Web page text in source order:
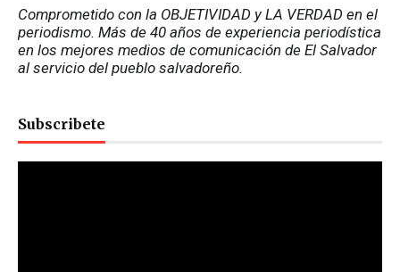
Comprometido con la OBJETIVIDAD y LA VERDAD en el
periodismo. Más de 40 años de experiencia periodística
en los mejores medios de comunicación de El Salvador
al servicio del pueblo salvadoreño.
Subscribete